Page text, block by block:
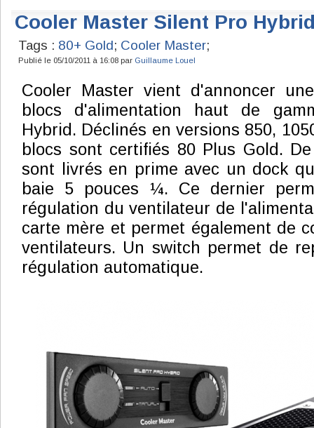
Cooler Master Silent Pro
Tags : 80+ Gold; Cooler Master;
Publié le 05/10/2011 à 16:08 par Guillaume Louel
Cooler Master vient d'annoncer
blocs d'alimentation haut de
Hybrid. Déclinés en versions 850,
blocs sont certifiés 80 Plus Gold.
sont livrés en prime avec un dock
baie 5 pouces ¼. Ce dernier
régulation du ventilateur de
carte mère et permet également de
ventilateurs. Un switch permet de
régulation automatique.